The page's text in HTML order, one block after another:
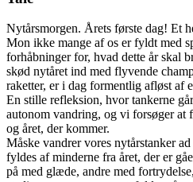
Nytårsmorgen. Årets første dag! Et
Mon ikke mange af os er fyldt med
forhåbninger for, hvad dette år skal
skød nytåret ind med flyvende
raketter, er i dag formentlig afløst af
En stille refleksion, hvor tankerne
autonom vandring, og vi forsøger at
og året, der kommer.
Måske vandrer vores nytårstanker
fyldes af minderne fra året, der er
på med glæde, andre med